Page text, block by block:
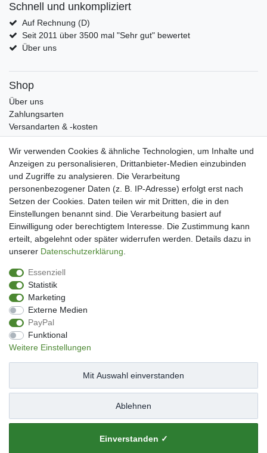
Schnell und unkompliziert
Auf Rechnung (D)
Seit 2011 über 3500 mal "Sehr gut" bewertet
Über uns
Shop
Über uns
Zahlungsarten
Versandarten & -kosten
Widerrufsrecht
Warenkorb
Zur Kasse
Mein Konto
Kundenkonto eröffnen
Im Kundenkonto anmelden
Wunschliste
Service
Datenschutzerklärung
AGB
Impressum
Facebook
Newsletter An & Abmeldung
Impressum Daten­schutz­erklärung
Wir verwenden Cookies & ähnliche Technologien, um Inhalte und
Anzeigen zu personalisieren, Drittanbieter-Medien einzubinden
und Zugriffe zu analysieren. Die Verarbeitung
personenbezogener Daten (z. B. IP-Adresse) erfolgt erst nach
Setzen der Cookies. Daten teilen wir mit Dritten, die in den
Einstellungen benannt sind. Die Verarbeitung basiert auf
Einwilligung oder berechtigtem Interesse. Die Zustimmung kann
erteilt, abgelehnt oder später widerrufen werden. Details dazu in
unserer Daten­schutz­erklärung
Essenziell
Statistik
Marketing
Externe Medien
PayPal
Funktional
Weitere Einstellungen
Einverstanden ✓
Ablehnen
Mit Auswahl einverstanden